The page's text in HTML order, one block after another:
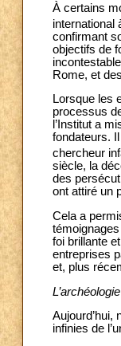
À certains
international
confirmant
objectifs de
Rome, et
Lorsque les
processus
l’Institut a
fondateurs.
chercheur
siècle, la
des
ont attiré un
Cela a
foi brillante
entreprises
et, plus
Aujourd’hui,
infinies de